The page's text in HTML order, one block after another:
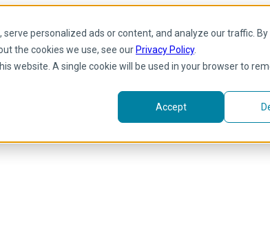
personalized ads or content, and analyze our traffic. By
the cookies we use, see our Privacy Policy.
website. A single cookie will be used in your browser to
Accept